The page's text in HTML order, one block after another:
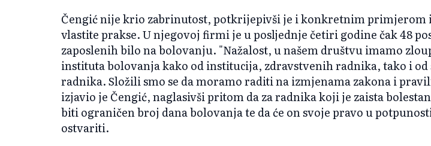
Čengić nije krio zabrinutost, potkrijepivši je i konkretnim primjerom
vlastite prakse. U njegovoj firmi je u posljednje četiri godine čak 48
zaposlenih bilo na bolovanju. "Nažalost, u našem društvu imamo
instituta bolovanja kako od institucija, zdravstvenih radnika, tako i od
radnika. Složili smo se da moramo raditi na izmjenama zakona i
izjavio je Čengić, naglasivši pritom da za radnika koji je zaista
biti ograničen broj dana bolovanja te da će on svoje pravo u
ostvariti.